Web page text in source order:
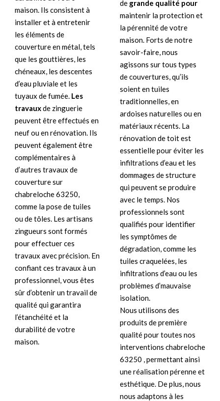
maison. Ils consistent à
installer et à entretenir
les éléments de
couverture en métal, tels
que les gouttières, les
chéneaux, les descentes
d’eau pluviale et les
tuyaux de fumée. Les
travauxde zinguerie
peuvent être effectués en
neuf ou en rénovation. Ils
peuvent également être
complémentaires à
d’autres travaux de
couverture sur
chabreloche 63250,
comme la pose de tuiles
ou de tôles. Les artisans
zingueurs sont formés
pour effectuer ces
travaux avec précision. En
confiant ces travaux à un
professionnel, vous êtes
sûr d’obtenir un travail de
qualité qui garantira
l’étanchéité et la
durabilité de votre
maison.
de grande qualité pour
maintenir la protection et
la pérennité de votre
maison. Forts de notre
savoir-faire, nous
agissons sur tous types
de couvertures, qu’ils
soient en tuiles
traditionnelles, en
ardoises naturelles ou en
matériaux récents. La
rénovation de toit est
essentielle pour éviter les
infiltrations d’eau et les
dommages de structure
qui peuvent se produire
avec le temps. Nos
professionnels sont
qualifiés pour identifier
les symptômes de
dégradation, comme les
tuiles craquelées, les
infiltrations d’eau ou les
problèmes d’mauvaise
isolation.
Nous utilisons des
produits de première
qualité pour toutes nos
interventions chabreloche
63250 , permettant ainsi
une réalisation pérenne et
esthétique. De plus, nous
nous adaptons à les